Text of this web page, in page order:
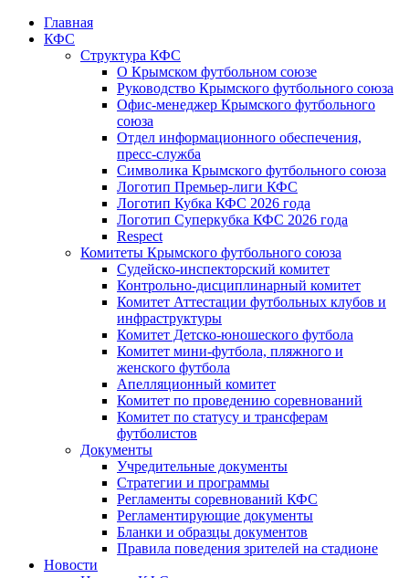
Главная
КФС
Структура КФС
О Крымском футбольном союзе
Руководство Крымского футбольного союза
Офис-менеджер Крымского футбольного
союза
Отдел информационного обеспечения,
пресс-служба
Символика Крымского футбольного союза
Логотип Премьер-лиги КФС
Логотип Кубка КФС 2026 года
Логотип Суперкубка КФС 2026 года
Respect
Комитеты Крымского футбольного союза
Судейско-инспекторский комитет
Контрольно-дисциплинарный комитет
Комитет Аттестации футбольных клубов и
инфраструктуры
Комитет Детско-юношеского футбола
Комитет мини-футбола, пляжного и
женского футбола
Апелляционный комитет
Комитет по проведению соревнований
Комитет по статусу и трансферам
футболистов
Документы
Учредительные документы
Стратегии и программы
Регламенты соревнований КФС
Регламентирующие документы
Бланки и образцы документов
Правила поведения зрителей на стадионе
Новости